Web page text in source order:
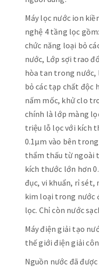
Máy lọc nước ion
nghệ 4 tầng lọc
chức năng loại bỏ
nước, Lớp sợi trao
hòa tan trong
bỏ các tạp chất độc
nấm mốc, khử clo
chính là lớp màng
triệu lỗ lọc với kích
0.1µm vào bên
thẩm thấu từ ngoài
kích thước lớn hơn
đục, vi khuẩn, rỉ sét,
kim loại trong nước
lọc. Chỉ còn nước
Máy điện giải tạo
thế giới điện giải
Nguồn nước đã